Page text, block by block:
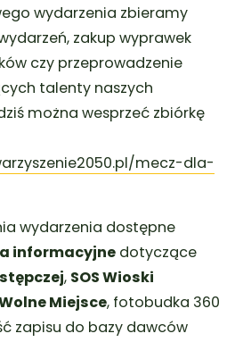
wydarzenia zbieramy
zakup wyprawek
czy przeprowadzenie
talenty naszych
można wesprzeć zbiórkę
mecz-dla-
wydarzenia dostępne
informacyjne dotyczące
, SOS Wioski
Miejsce, fotobudka 360
zapisu do bazy dawców